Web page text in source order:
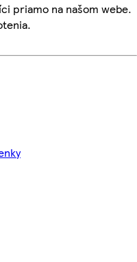
priamo na našom webe.